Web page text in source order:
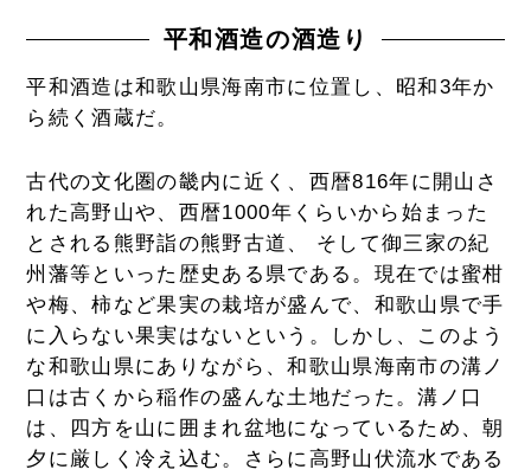
平和酒造の酒造り
平和酒造は和歌山県海南市に位置し、昭和3年か
ら続く酒蔵だ。
古代の文化圏の畿内に近く、西暦816年に開山さ
れた高野山や、西暦1000年くらいから始まった
とされる熊野詣の熊野古道、 そして御三家の紀
州藩等といった歴史ある県である。現在では蜜柑
や梅、柿など果実の栽培が盛んで、和歌山県で手
に入らない果実はないという。しかし、このよう
な和歌山県にありながら、和歌山県海南市の溝ノ
口は古くから稲作の盛んな土地だった。溝ノ口
は、四方を山に囲まれ盆地になっているため、朝
夕に厳しく冷え込む。さらに高野山伏流水である